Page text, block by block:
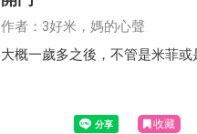
作者：3好米，媽的心聲
大概一歲多之後，不管是米菲或
收藏